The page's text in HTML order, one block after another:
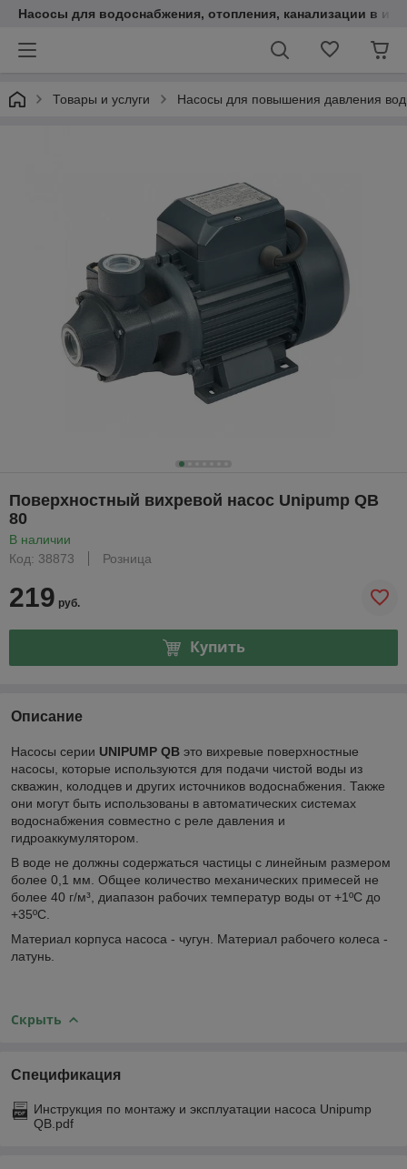
Насосы для водоснабжения, отопления, канализации в
Товары и услуги Насосы для повышения давления
Поверхностный вихревой насос Unipump QB
80
В наличии
Код: 38873
Розница
219 руб.
Купить
Описание
Насосы серии UNIPUMP QB это вихревые поверхностные
насосы, которые используются для подачи чистой воды из
скважин, колодцев и других источников водоснабжения. Также
они могут быть использованы в автоматических системах
водоснабжения совместно с реле давления и
гидроаккумулятором.
В воде не должны содержаться частицы с линейным размером
более 0,1 мм. Общее количество механических примесей не
более 40 г/м³, диапазон рабочих температур воды от +1ºС до
+35ºС.
Материал корпуса насоса - чугун. Материал рабочего колеса -
латунь.
Скрыть
Спецификация
Инструкция по монтажу и эксплуатации насоса Unipump
QB.pdf